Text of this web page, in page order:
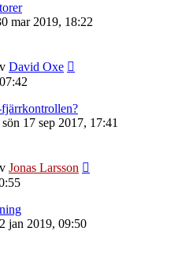
mar 2019, 18:22
David Oxe
sön 17 sep 2017, 17:41
Jonas Larsson
jan 2019, 09:50